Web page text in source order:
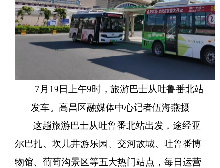
7月19日上午9时，旅游巴士从吐鲁番北站
发车。高昌区融媒体中心记者伍海燕摄
这趟旅游巴士从吐鲁番北站出发，途经亚
尔巴扎、坎儿井游乐园、交河故城、吐鲁番博
物馆、葡萄沟景区等五大热门站点，每日运营